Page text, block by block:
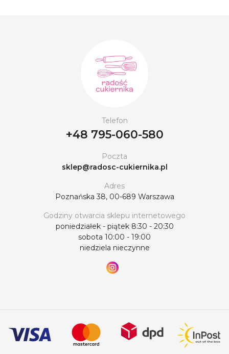
Telefon
+48 795-060-580
Poczta
sklep@radosc-cukiernika.pl
Adres
Poznańska 38, 00-689 Warszawa
Godziny otwarcia sklepu internetowego
poniedziałek - piątek 8:30 - 20:30
sobota 10:00 - 19:00
niedziela nieczynne